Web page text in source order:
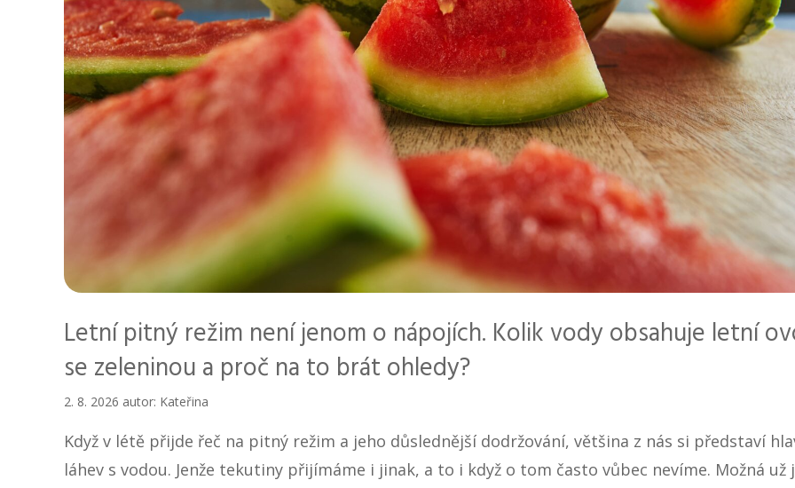
Letní pitný režim není jenom o nápojích. Kolik vody obsahuje letní
se zeleninou a proč na to brát ohledy?
2. 8. 2026 autor: Kateřina
Když v létě přijde řeč na pitný režim a jeho důslednější dodržování, většina z nás si představí
láhev s vodou. Jenže tekutiny přijímáme i jinak, a to i když o tom často vůbec nevíme. Možná už